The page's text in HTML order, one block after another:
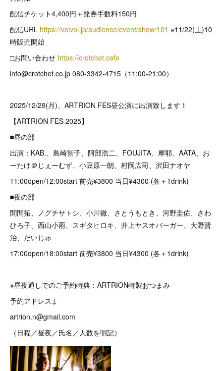
配信チケット4,400円＋発券手数料150円
配信URL https://volvol.jp/audience/event/show/101 ※11/22(土)10
時販売開始
□お問い合わせ https://crotchet.cafe
info@crotchet.co.jp 080-3342-4715（11:00-21:00）
2025/12/29(月)、ARTRION FES昼公演に出演致します！
【ARTRION FES 2025】
■昼の部
出演：KAB.、島崎智子、阿部浩二、FOUJITA、摩耶、AATA、お
ーたけ＠じぇーむず、小豆原一朗、村岡広司、沢田ナオヤ
11:00open/12:00start 前売¥3800 当日¥4300 (各＋1drink)
■夜の部
聞間拓、ノグチサトシ、小川徹、さとうもとき、河野圭佑、さわ
ひろ子、西山小雨、スギタヒロキ、井上ヤスオバーガー、大野賢
治、だいじゅ
17:00open/18:00start 前売¥3800 当日¥4300 (各＋1drink)
※昼夜通しでのご予約特典：ARTRION特製おつまみ
予約アドレス↓
artrion.n@gmail.com
（日程／昼夜／氏名／人数を明記）